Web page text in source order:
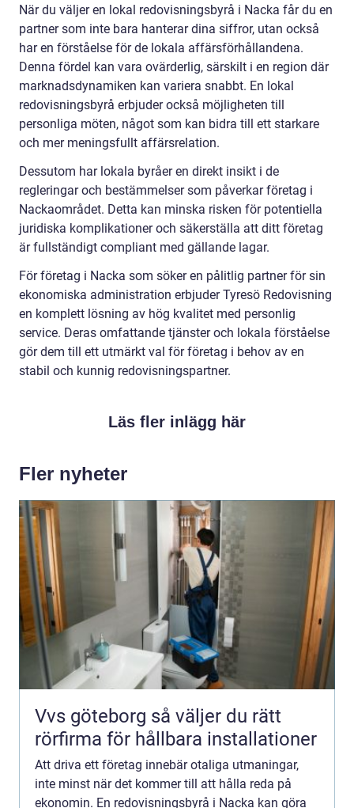
När du väljer en lokal redovisningsbyrå i Nacka får du en
partner som inte bara hanterar dina siffror, utan också
har en förståelse för de lokala affärsförhållandena.
Denna fördel kan vara ovärderlig, särskilt i en region där
marknadsdynamiken kan variera snabbt. En lokal
redovisningsbyrå erbjuder också möjligheten till
personliga möten, något som kan bidra till ett starkare
och mer meningsfullt affärsrelation.
Dessutom har lokala byråer en direkt insikt i de
regleringar och bestämmelser som påverkar företag i
Nackaområdet. Detta kan minska risken för potentiella
juridiska komplikationer och säkerställa att ditt företag
är fullständigt compliant med gällande lagar.
För företag i Nacka som söker en pålitlig partner för sin
ekonomiska administration erbjuder Tyresö Redovisning
en komplett lösning av hög kvalitet med personlig
service. Deras omfattande tjänster och lokala förståelse
gör dem till ett utmärkt val för företag i behov av en
stabil och kunnig redovisningspartner.
Läs fler inlägg här
Fler nyheter
Vvs göteborg så väljer du rätt
rörfirma för hållbara installationer
Att driva ett företag innebär otaliga utmaningar,
inte minst när det kommer till att hålla reda på
ekonomin. En redovisningsbyrå i Nacka kan göra